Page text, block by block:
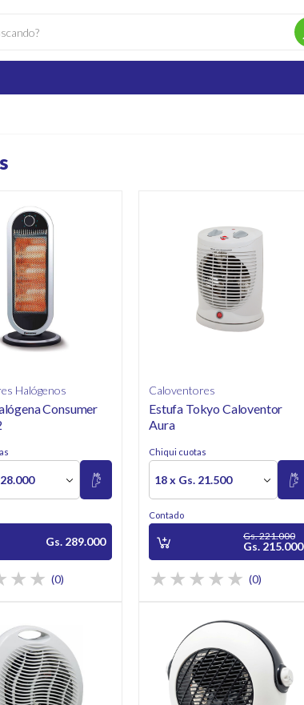
Halógenos
Consumer
Gs. 289.000
(0)
Caloventores
Estufa Tokyo Caloventor
Aura
Chiqui cuotas
18 x Gs. 21.500
Contado
Gs. 221.000
Gs. 215.000
(0)